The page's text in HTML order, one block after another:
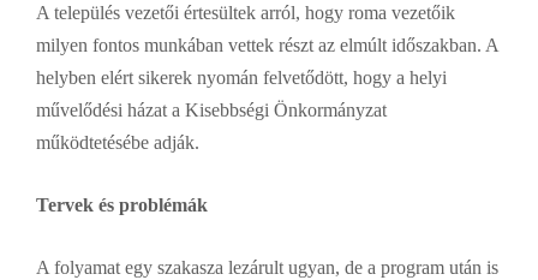
A település vezetői értesültek arról, hogy roma vezetőik
milyen fontos munkában vettek részt az elmúlt időszakban. A
helyben elért sikerek nyomán felvetődött, hogy a helyi
művelődési házat a Kisebbségi Önkormányzat
működtetésébe adják.
Tervek és problémák
A folyamat egy szakasza lezárult ugyan, de a program után is